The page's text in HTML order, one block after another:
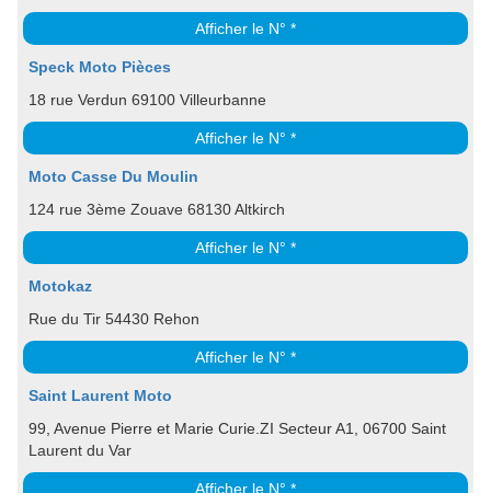
Afficher le N° *
Speck Moto Pièces
18 rue Verdun 69100 Villeurbanne
Afficher le N° *
Moto Casse Du Moulin
124 rue 3ème Zouave 68130 Altkirch
Afficher le N° *
Motokaz
Rue du Tir 54430 Rehon
Afficher le N° *
Saint Laurent Moto
99, Avenue Pierre et Marie Curie.ZI Secteur A1, 06700 Saint
Laurent du Var
Afficher le N° *